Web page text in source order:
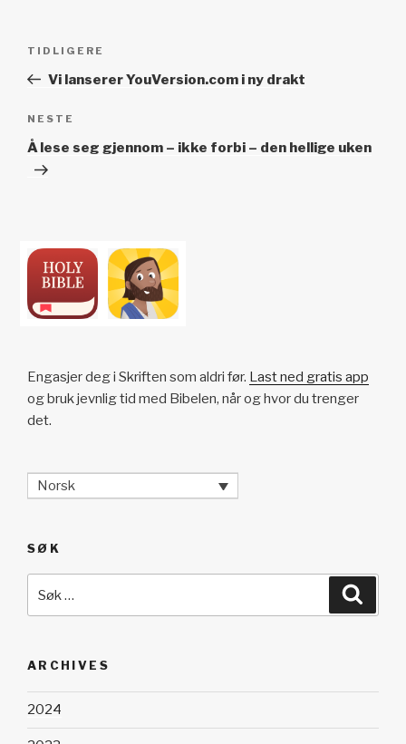
Forrige
innlegg
TIDLIGERE
Vi lanserer YouVersion.com i ny drakt
Neste
innlegg
NESTE
Å lese seg gjennom – ikke forbi – den hellige uken
Engasjer deg i Skriften som aldri før. Last ned gratis app
og bruk jevnlig tid med Bibelen, når og hvor du trenger
det.
Norsk
SØK
etter:
ARCHIVES
2024